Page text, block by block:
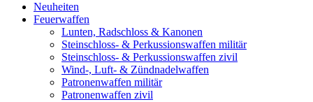
Neuheiten
Feuerwaffen
Lunten, Radschloss & Kanonen
Steinschloss- & Perkussionswaffen militär
Steinschloss- & Perkussionswaffen zivil
Wind-, Luft- & Zündnadelwaffen
Patronenwaffen militär
Patronenwaffen zivil